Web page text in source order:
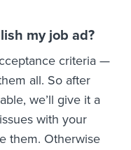
my job ad?
criteria —
all. So after
we’ll give it a
with your
them. Otherwise